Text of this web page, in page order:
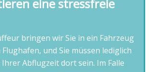
eine stressfreie
bringen wir Sie in ein Fahrzeug
und Sie müssen lediglich
Abflugzeit dort sein. Im Falle